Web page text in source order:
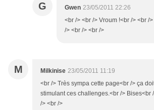
G Gwen 23/05/2011 22:26
<br /> <br /> Vroum !<br /> <br /
/> <br /> <br />
M Milkinise 23/05/2011 11:19
<br /> Très sympa cette page<br /> ça
stimulant ces challenges.<br /> Bises<br
/> <br />